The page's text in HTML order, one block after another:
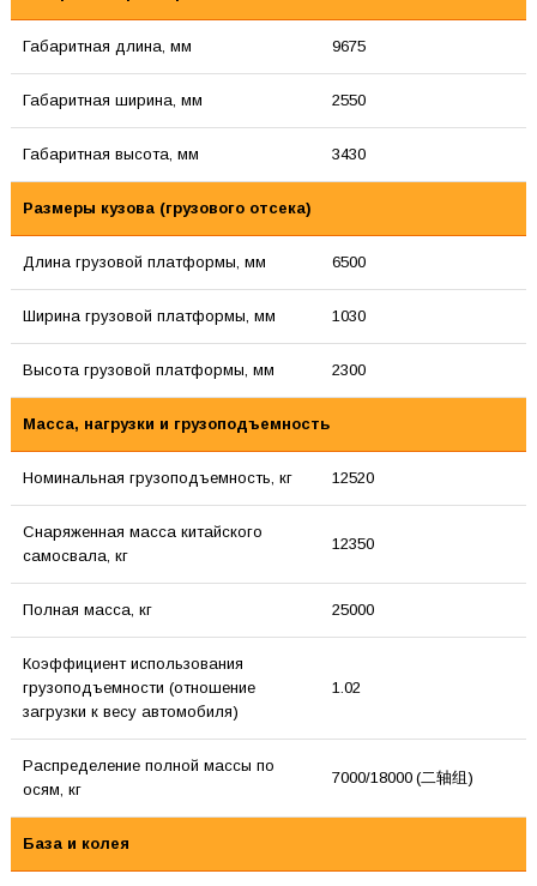
Габаритная длина, мм 9675
Габаритная ширина, мм 2550
Габаритная высота, мм 3430
Размеры кузова (грузового отсека)
Длина грузовой платформы, мм 6500
Ширина грузовой платформы, мм 1030
Высота грузовой платформы, мм 2300
Масса, нагрузки и грузоподъемность
Номинальная грузоподъемность, кг 12520
Снаряженная масса китайского
самосвала, кг
12350
Полная масса, кг 25000
Коэффициент использования
грузоподъемности (отношение
загрузки к весу автомобиля)
1.02
Распределение полной массы по
осям, кг
7000/18000 (二轴组)
База и колея